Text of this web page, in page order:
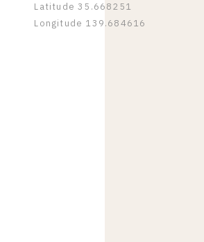
Latitude 35.668251
Longitude 139.684616